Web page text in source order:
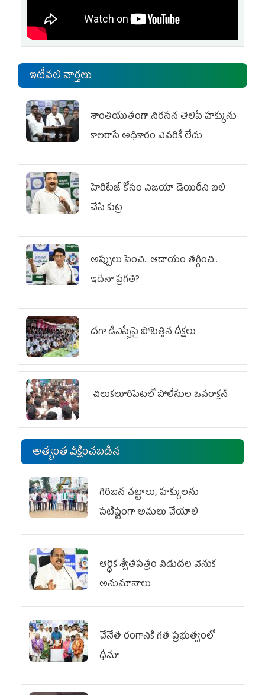
ఇటీవలి వార్తలు
శాంతియుతంగా నిరసన తెలిపే హక్కును
కాలరాసే అధికారం ఎవరికీ లేదు
హెరిటేజ్ కోసం విజయా డెయిరీని బలి
చేసే కుట్ర‌
అప్పులు పెంచి.. ఆదాయం తగ్గించి..
ఇదేనా ప్రగతి?
దగా డీఎస్సీపై పోటెత్తిన దీక్షలు
చిలుక‌లూరిపేట‌లో పోలీసుల ఓవ‌రాక్ష‌న్‌
అత్యంత వీక్షించబడిన
గిరిజన చట్టాలు, హక్కులను
పటిష్టంగా అమలు చేయాలి
ఆర్థిక శ్వేతపత్రం విడుదల వెనుక
అనుమానాలు
చేనేత రంగానికి గత ప్రభుత్వంలో
ధీమా